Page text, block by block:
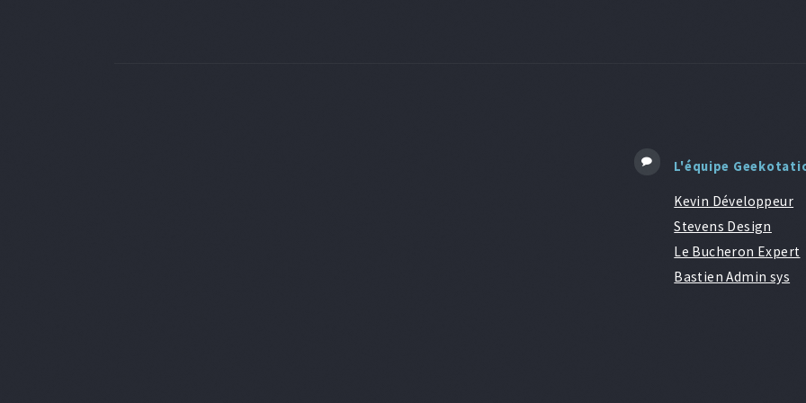
L'équipe
Kevin Développeur
Stevens Design
Le Bucheron Expert
Bastien Admin sys